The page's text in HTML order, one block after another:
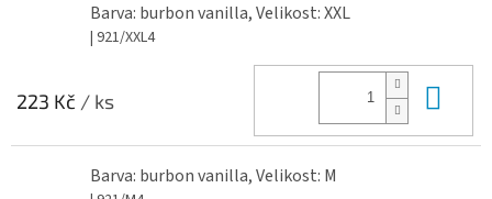
Barva: burbon vanilla, Velikost: XXL
| 921/XXL4
223 Kč / ks
Barva: burbon vanilla, Velikost: M